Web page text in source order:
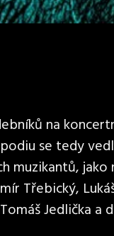
na
se tedy
muzikantů,
Třebický,
Jedlička a